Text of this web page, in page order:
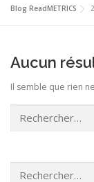
ANALYSES DE
RENDEZ-VOUS
Blog ReadMETRICS
Aucun
Il semble que rien